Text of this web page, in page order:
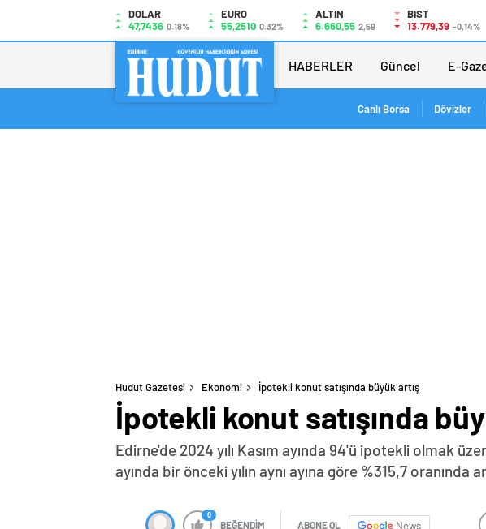
DOLAR
47,7436 0.18%
EURO
55,2510 0.32%
ALTIN
6.660,55 2,59
BIST
13.779,39 -0,14%
HABERLER Güncel E-
Canlı Borsa Dövizler
Hudut Gazetesi Ekonomi İpotekli konut satışında büyük artış
İpotekli konut satışında
Edirne'de 2024 yılı Kasım ayında 94'ü ipotekli olmak
ayında bir önceki yılın aynı ayına göre %315,7
0
BEĞENDİM ABONE OL News